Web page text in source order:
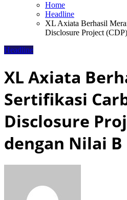
Home
Headline
XL Axiata Berhasil
Disclosure Project
Headline
XL Axiata
Sertifikasi
Disclosure
dengan Nilai B